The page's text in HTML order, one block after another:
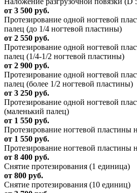
от 3 500 руб.
Протезирование одной ногтевой
палец (до 1/4 ногтевой пластины)
от 2 550 руб.
Протезирование одной ногтевой
палец (1/4-1/2 ногтевой пластины)
от 2 900 руб.
Протезирование одной ногтевой
палец (более 1/2 ногтевой пластины)
от 3 250 руб.
Протезирование одной ногтевой
(маленький палец)
от 1 550 руб.
Протезирование ногтевой пластины
от 1 550 руб.
Протезирование ногтевой пластины
от 8 400 руб.
Снятие протезирования (1 единица)
от 800 руб.
Снятие протезирования (10 единиц)